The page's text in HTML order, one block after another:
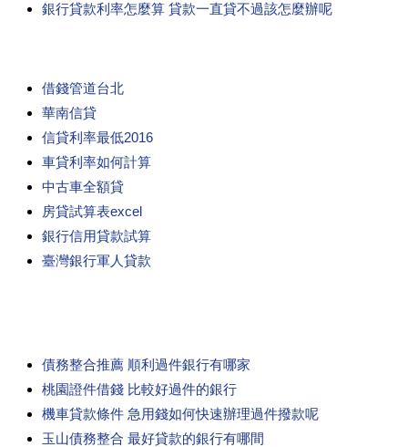
銀行貸款利率怎麼算 貸款一直貸不過該怎麼辦呢
借錢管道台北
華南信貸
信貸利率最低2016
車貸利率如何計算
中古車全額貸
房貸試算表excel
銀行信用貸款試算
臺灣銀行軍人貸款
債務整合推薦 順利過件銀行有哪家
桃園證件借錢 比較好過件的銀行
機車貸款條件 急用錢如何快速辦理過件撥款呢
玉山債務整合 最好貸款的銀行有哪間